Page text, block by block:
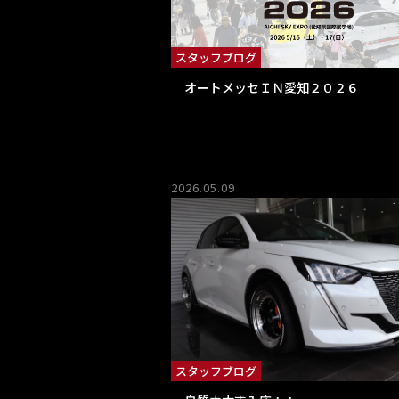
スタッフブログ
オートメッセＩＮ愛知２０２６
2026.05.09
スタッフブログ